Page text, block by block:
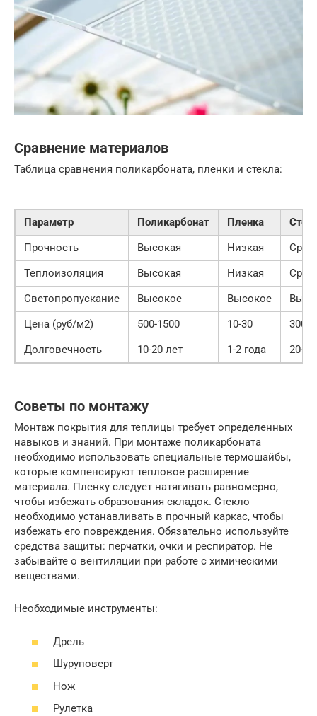
Сравнение материалов
Таблица сравнения поликарбоната, пленки и стекла:
Параметр Поликарбонат Пленка
Прочность
Высокая Низкая
Теплоизоляция
Высокая Низкая
Светопропускание
Высокое Высокое
Цена (руб/м2)
500-1500 10-30
300-
Долговечность
10-20 лет 1-2 года 20+
Советы по монтажу
Монтаж покрытия для теплицы требует определенных
навыков и знаний. При монтаже поликарбоната
необходимо использовать специальные термошайбы,
которые компенсируют тепловое расширение
материала. Пленку следует натягивать равномерно,
чтобы избежать образования складок. Стекло
необходимо устанавливать в прочный каркас, чтобы
избежать его повреждения. Обязательно используйте
средства защиты: перчатки, очки и респиратор. Не
забывайте о вентиляции при работе с химическими
веществами.
Необходимые инструменты:
Дрель
Шуруповерт
Нож
Рулетка